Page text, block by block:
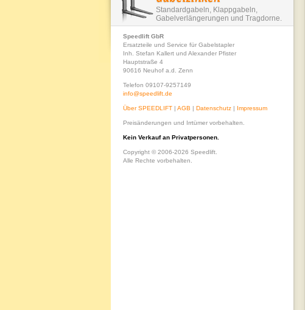
Standardgabeln, Klappgabeln,
Gabelverlängerungen und Tragdorne.
Speedlift GbR
Ersatzteile und Service für Gabelstapler
Inh. Stefan Kallert und Alexander Pfister
Hauptstraße 4
90616 Neuhof a.d. Zenn
Telefon 09107-9257149
info@speedlift.de
Über SPEEDLIFT | AGB | Datenschutz | Impressum
Preisänderungen und Irrtümer vorbehalten.
Kein Verkauf an Privatpersonen.
Copyright © 2006-2026 Speedlift.
Alle Rechte vorbehalten.